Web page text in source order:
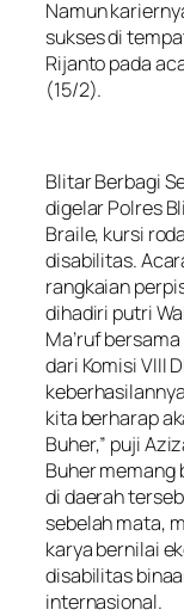
Namun
sukses di
Rijanto pada
(15/2).
Blitar Berbagi
digelar Polres
Braile, kursi
disabilitas.
rangkaian
dihadiri putri
Ma’ruf
dari Komisi VIII
kita berharap
Buher,” puji
Buher memang
di daerah
sebelah mata,
karya bernilai
disabilitas
internasional.